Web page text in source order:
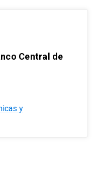
Central de
y